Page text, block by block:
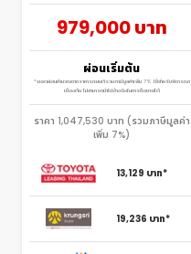
979,000 บาท
ผ่อนเริ่มต้น
*ยอดผ่อนคำนวณจากราคารถยนต์รวมภาษีมูลค่าเพิ่ม 7% ใช้สำหรับพิจารณา
เบื้องต้น ไม่สามารถนำไปอ้างอิงในการซื้อขายได้
ราคา 1,047,530 บาท (รวมภาษีมูลค่า
เพิ่ม 7%)
13,129 บาท*
19,236 บาท*